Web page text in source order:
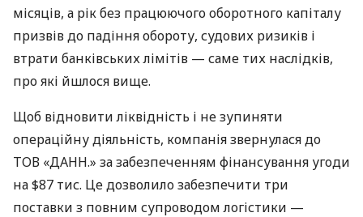
місяців, а рік без працюючого оборотного капіталу
призвів до падіння обороту, судових ризиків і
втрати банківських лімітів — саме тих наслідків,
про які йшлося вище.
Щоб відновити ліквідність і не зупиняти
операційну діяльність, компанія звернулася до
ТОВ «ДАНН.» за забезпеченням фінансування угоди
на $87 тис. Це дозволило забезпечити три
поставки з повним супроводом логістики —